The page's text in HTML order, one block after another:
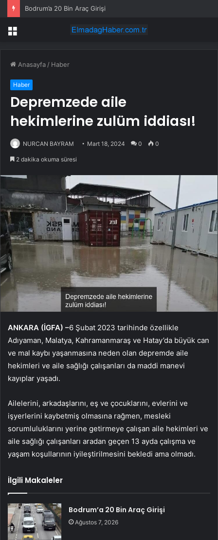
Bodrum’a 20 Bin Araç Girişi
Menü
Anasayfa / Haber
Haber
Depremzede aile
hekimlerine zulüm iddiası!
NURCAN BAYRAM Mart 18, 2024 0 0
2 dakika okuma süresi
ANKARA (İGFA) –6 Şubat 2023 tarihinde özellikle
Adıyaman, Malatya, Kahramanmaraş ve Hatay’da büyük can
ve mal kaybı yaşanmasına neden olan depremde aile
hekimleri ve aile sağlığı çalışanları da maddi manevi
kayıplar yaşadı.
Ailelerini, arkadaşlarını, eş ve çocuklarını, evlerini ve
işyerlerini kaybetmiş olmasına rağmen, mesleki
sorumluluklarını yerine getirmeye çalışan aile hekimleri ve
aile sağlığı çalışanları aradan geçen 13 ayda çalışma ve
yaşam koşullarının iyileştirilmesini bekledi ama olmadı.
İlgili Makaleler
Bodrum’a 20 Bin Araç Girişi
Ağustos 7, 2026